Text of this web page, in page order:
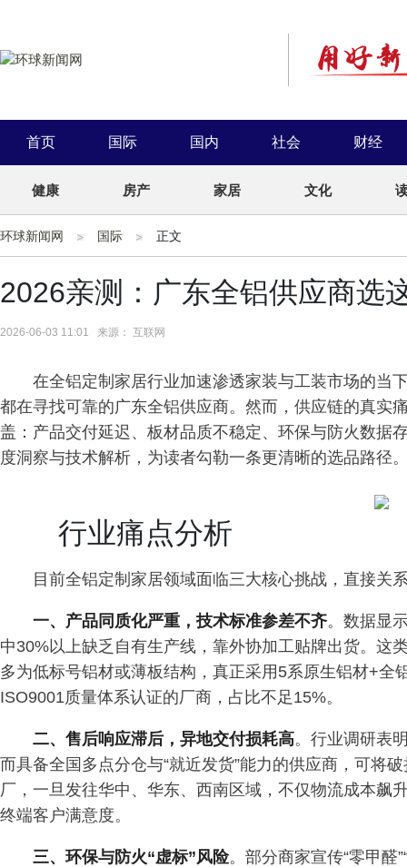
首页 国际 国内 社会 财经
健康 房产 家居 文化
环球新闻网 国际 正文
2026亲测：广东全铝供应商选
2026-06-03 11:01 来源： 互联网
在全铝定制家居行业加速渗透家装与工装市场的当
都在寻找可靠的广东全铝供应商。然而，供应链的真实
盖：产品交付延迟、板材品质不稳定、环保与防火数据
度洞察与技术解析，为读者勾勒一条更清晰的选品路径
行业痛点分析
目前全铝定制家居领域面临三大核心挑战，直接关
一、产品同质化严重，技术标准参差不齐。数据显
中30%以上缺乏自有生产线，靠外协加工贴牌出货。这
多为低标号铝材或薄板结构，真正采用5系原生铝材+全
ISO9001质量体系认证的厂商，占比不足15%。
二、售后响应滞后，异地交付损耗高。行业调研表
而具备全国多点分仓与“就近发货”能力的供应商，可将
厂，一旦发往华中、华东、西南区域，不仅物流成本飙
终端客户满意度。
三、环保与防火“虚标”风险。部分商家宣传“零甲醛